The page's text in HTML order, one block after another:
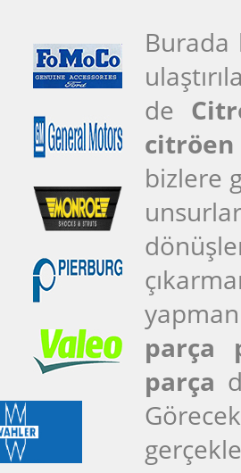
Burada
de
citröen
bizlere
parça
parça